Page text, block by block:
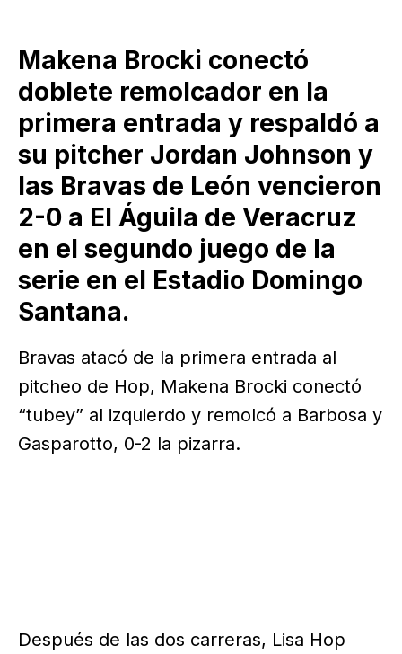
Makena Brocki conectó
doblete remolcador en la
primera entrada y respaldó a
su pitcher Jordan Johnson y
las Bravas de León vencieron
2-0 a El Águila de Veracruz
en el segundo juego de la
serie en el Estadio Domingo
Santana.
Bravas atacó de la primera entrada al
pitcheo de Hop, Makena Brocki conectó
“tubey” al izquierdo y remolcó a Barbosa y
Gasparotto, 0-2 la pizarra.
Después de las dos carreras, Lisa Hop